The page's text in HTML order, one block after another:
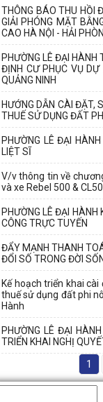
THÔNG BÁO THU HỒI
GIẢI PHÓNG MẶT
CAO HÀ NỘI - HẢI
PHƯỜNG LÊ ĐẠI HÀNH
ĐỊNH CƯ PHỤC VỤ
QUẢNG NINH
HƯỚNG DẪN CÀI ĐẶT,
THUẾ SỬ DỤNG ĐẤT
PHƯỜNG LÊ ĐẠI
LIỆT SĨ
V/v thông tin về
và xe Rebel 500 &
PHƯỜNG LÊ ĐẠI HÀNH
CÔNG TRỰC TUYẾN
ĐẨY MẠNH THANH
ĐỔI SỐ TRONG ĐỜI
Kế hoạch triển khai
thuế sử dụng đất phi
Hành
PHƯỜNG LÊ ĐẠI
TRIỂN KHAI NGHỊ
1